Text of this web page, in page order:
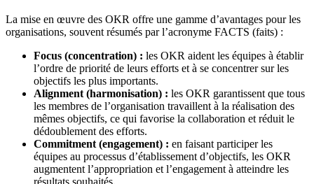
La mise en œuvre des OKR offre une gamme d’avantages pour les
organisations, souvent résumés par l’acronyme FACTS (faits) :
Focus (concentration) : les OKR aident les équipes à établir
l’ordre de priorité de leurs efforts et à se concentrer sur les
objectifs les plus importants.
Alignment (harmonisation) : les OKR garantissent que tous
les membres de l’organisation travaillent à la réalisation des
mêmes objectifs, ce qui favorise la collaboration et réduit le
dédoublement des efforts.
Commitment (engagement) : en faisant participer les
équipes au processus d’établissement d’objectifs, les OKR
augmentent l’appropriation et l’engagement à atteindre les